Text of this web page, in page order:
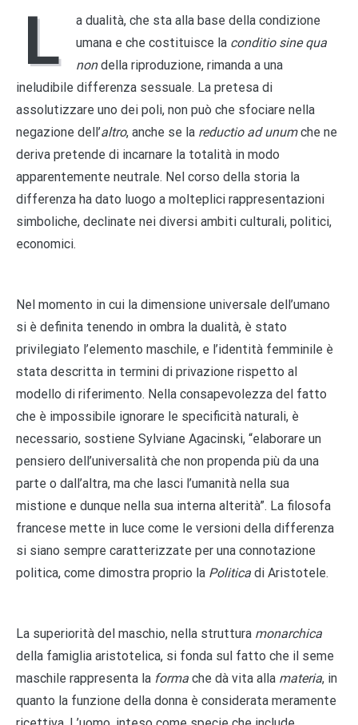
L
a dualità, che sta alla base della condizione
umana e che costituisce la conditio sine qua
nondella riproduzione, rimanda a una
ineludibile differenza sessuale. La pretesa di
assolutizzare uno dei poli, non può che sfociare nella
negazione dell’altro, anche se la reductio ad unumche ne
deriva pretende di incarnare la totalità in modo
apparentemente neutrale. Nel corso della storia la
differenza ha dato luogo a molteplici rappresentazioni
simboliche, declinate nei diversi ambiti culturali, politici,
economici.
Nel momento in cui la dimensione universale dell’umano
si è definita tenendo in ombra la dualità, è stato
privilegiato l’elemento maschile, e l’identità femminile è
stata descritta in termini di privazione rispetto al
modello di riferimento. Nella consapevolezza del fatto
che è impossibile ignorare le specificità naturali, è
necessario, sostiene Sylviane Agacinski, “elaborare un
pensiero dell’universalità che non propenda più da una
parte o dall’altra, ma che lasci l’umanità nella sua
mistione e dunque nella sua interna alterità”. La filosofa
francese mette in luce come le versioni della differenza
si siano sempre caratterizzate per una connotazione
politica, come dimostra proprio la Politica di Aristotele.
La superiorità del maschio, nella struttura monarchica
della famiglia aristotelica, si fonda sul fatto che il seme
maschile rappresenta la forma che dà vita alla materia, in
quanto la funzione della donna è considerata meramente